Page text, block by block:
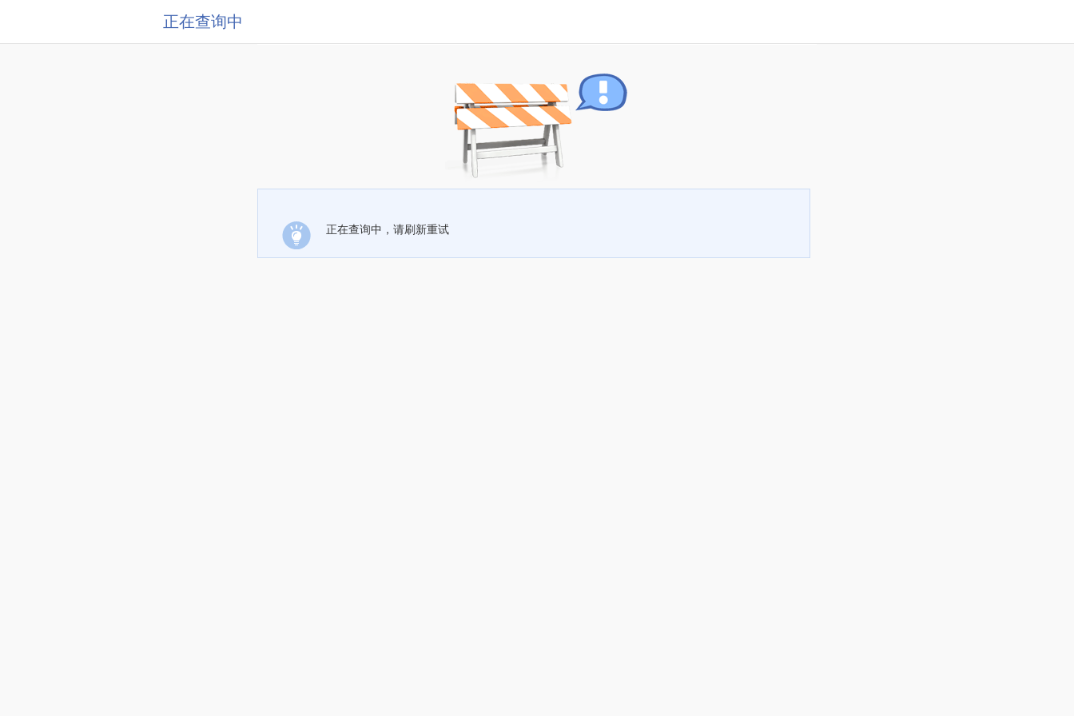
正在查询中
正在查询中，请刷新重试